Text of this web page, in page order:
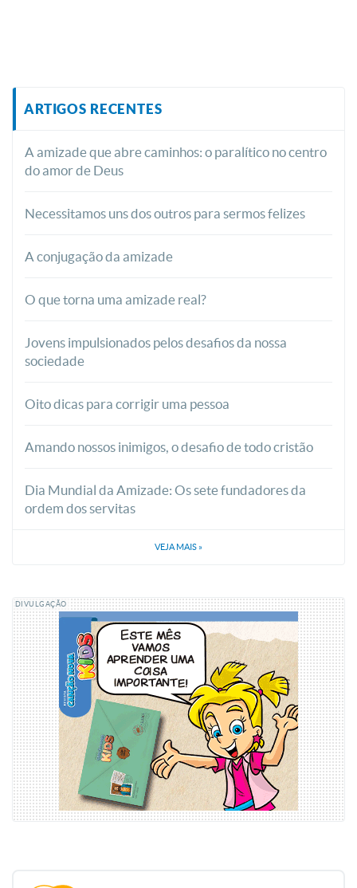
ARTIGOS RECENTES
A amizade que abre caminhos: o paralítico no centro
do amor de Deus
Necessitamos uns dos outros para sermos felizes
A conjugação da amizade
O que torna uma amizade real?
Jovens impulsionados pelos desafios da nossa
sociedade
Oito dicas para corrigir uma pessoa
Amando nossos inimigos, o desafio de todo cristão
Dia Mundial da Amizade: Os sete fundadores da
ordem dos servitas
VEJA MAIS »
DIVULGAÇÃO